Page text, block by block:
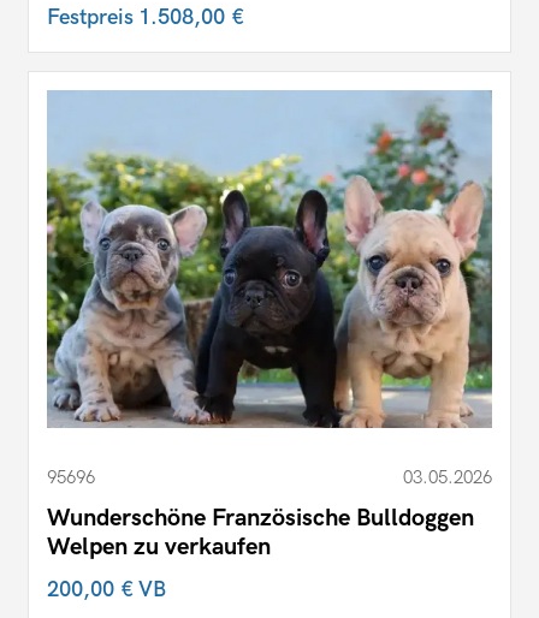
Festpreis 1.508,00 €
95696 03.05.2026
Wunderschöne Französische Bulldoggen
Welpen zu verkaufen
200,00 €VB